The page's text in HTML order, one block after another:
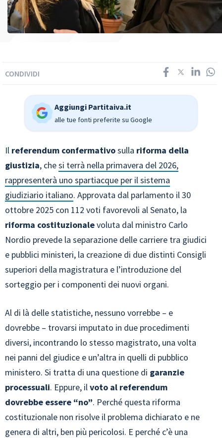
CONDIVIDI
Aggiungi Partitaiva.it
alle tue fonti preferite su Google
Il referendum confermativosulla riforma della
giustizia, chesi terrà nella primavera del 2026,
rappresenterà uno spartiacque per il sistema
giudiziario italiano. Approvata dal parlamento il 30
ottobre 2025 con 112 voti favorevoli al Senato, la
riforma costituzionalevoluta dal ministro Carlo
Nordio prevede la separazione delle carriere tra giudici
e pubblici ministeri, la creazione di due distinti Consigli
superiori della magistratura e l’introduzione del
sorteggio per i componenti dei nuovi organi.
Al di là delle statistiche, nessuno vorrebbe – e
dovrebbe – trovarsi imputato in due procedimenti
diversi, incontrando lo stesso magistrato, una volta
nei panni del giudice e un’altra in quelli di pubblico
ministero. Si tratta di una questione di garanzie
processuali. Eppure, ilvoto al referendum
dovrebbe essere “no”. Perché questa riforma
costituzionale non risolve il problema dichiarato e ne
genera di altri, ben più pericolosi. E perché c’è una